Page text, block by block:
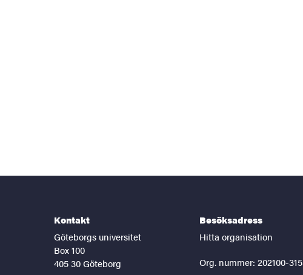
Kontakt
Göteborgs universitet
Box 100
405 30 Göteborg
Besöksadress
Hitta organisation
Org. nummer: 202100-